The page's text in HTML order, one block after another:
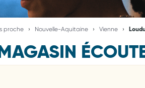
proche Nouvelle-Aquitaine Vienne